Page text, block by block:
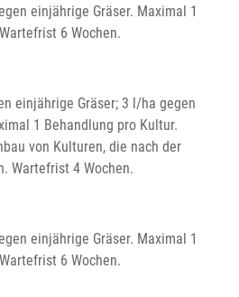
einjährige Gräser. Maximal 1
6 Wochen.
einjährige Gräser; 3 l/ha gegen
1 Behandlung pro Kultur.
von Kulturen, die nach der
Wartefrist 4 Wochen.
einjährige Gräser. Maximal 1
6 Wochen.